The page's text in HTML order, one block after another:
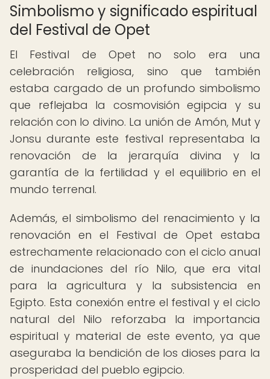
Simbolismo y significado espiritual
del Festival de Opet
El Festival de Opet no solo era una
celebración religiosa, sino que también
estaba cargado de un profundo simbolismo
que reflejaba la cosmovisión egipcia y su
relación con lo divino. La unión de Amón, Mut y
Jonsu durante este festival representaba la
renovación de la jerarquía divina y la
garantía de la fertilidad y el equilibrio en el
mundo terrenal.
Además, el simbolismo del renacimiento y la
renovación en el Festival de Opet estaba
estrechamente relacionado con el ciclo anual
de inundaciones del río Nilo, que era vital
para la agricultura y la subsistencia en
Egipto. Esta conexión entre el festival y el ciclo
natural del Nilo reforzaba la importancia
espiritual y material de este evento, ya que
aseguraba la bendición de los dioses para la
prosperidad del pueblo egipcio.